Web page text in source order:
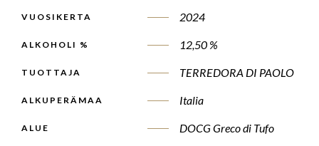
VUOSIKERTA 2024
ALKOHOLI % 12,50 %
TUOTTAJA TERREDORA DI PAOLO
ALKUPERÄMAA Italia
ALUE DOCG Greco di Tufo